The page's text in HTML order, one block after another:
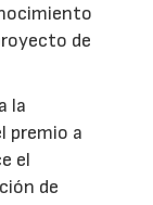
de
la
premio a
el
de